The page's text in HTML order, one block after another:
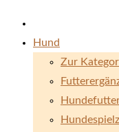
Hund
Zur